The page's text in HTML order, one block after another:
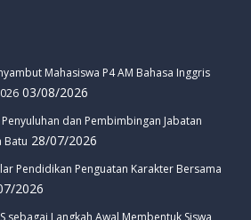
Mahasiswa P4 AM Bahasa Inggris
03/08/2026
Penyuluhan dan Pembimbingan Jabatan
Batu 28/07/2026
Pendidikan Penguatan Karakter Bersama
2026